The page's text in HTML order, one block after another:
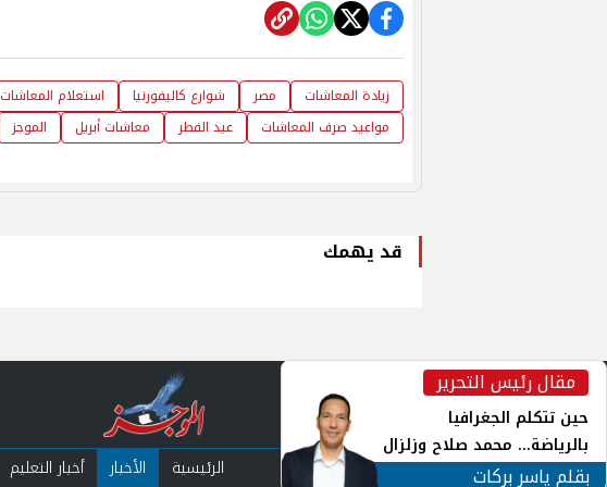
زيادة المعاشات مصر شوارع كاليفورنيا استعلام المعاشات
مواعيد صرف المعاشات
عيد الفطر معاشات أبريل الموجز
قد يهمك
مقال رئيس التحرير
حين تتكلم الجغرافيا
بالرياضة... محمد صلاح وزلزال
الهوية في الشارع التركي
بقلم ياسر بركات الرئيسية الأخبار أخبار التعليم